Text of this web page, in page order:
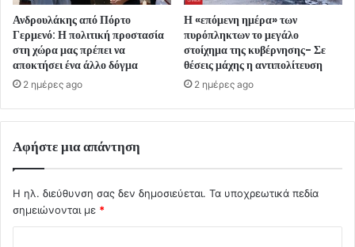
Ανδρουλάκης από Πόρτο
Γερμενό: Η πολιτική προστασία
στη χώρα μας πρέπει να
αποκτήσει ένα άλλο δόγμα
2 ημέρες ago
Η «επόμενη ημέρα» των
πυρόπληκτων το μεγάλο
στοίχημα της κυβέρνησης- Σε
θέσεις μάχης η αντιπολίτευση
2 ημέρες ago
Αφήστε μια απάντηση
Η ηλ. διεύθυνση σας δεν δημοσιεύεται. Τα υποχρεωτικά πεδία
σημειώνονται με *